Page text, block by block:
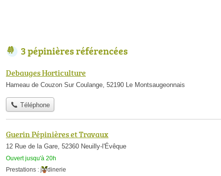
3 pépinières référencées
Debauges Horticulture
Hameau de Couzon Sur Coulange, 52190 Le Montsaugeonnais
Téléphone
Guerin Pépinières et Travaux
12 Rue de la Gare, 52360 Neuilly-l'Évêque
Ouvert jusqu'à 20h
Prestations : jardinerie